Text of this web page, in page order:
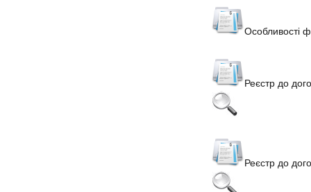
Особливості
Реєстр до
Реєстр до